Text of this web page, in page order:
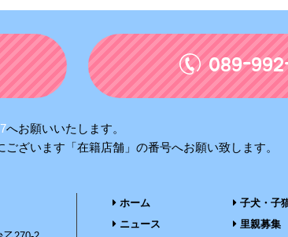
089-
へお願いいたします。
ざいます「在籍店舗」の番号へお願い致します。
ホーム
ニュース
子犬・子
里親募集